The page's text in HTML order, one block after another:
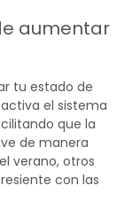
aumentar
tu estado de
el sistema
que la
de manera
verano, otros
con las